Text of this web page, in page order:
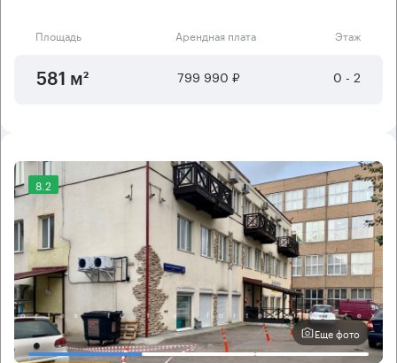
Площадь Арендная плата Этаж
581 м² 799 990 ₽ 0 - 2
8.2
Еще фото